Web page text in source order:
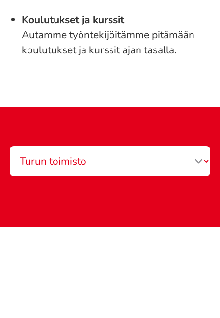
Koulutukset ja kurssit
Autamme työntekijöitämme pitämään
koulutukset ja kurssit ajan tasalla.